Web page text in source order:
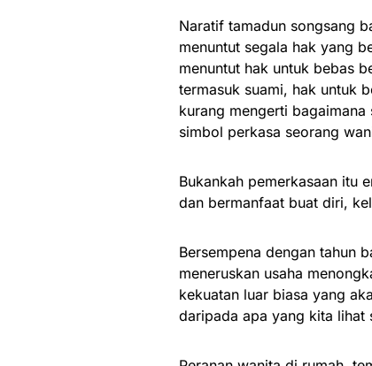
Naratif tamadun songsang
menuntut segala hak yang
menuntut hak untuk bebas
termasuk suami, hak untuk
kurang mengerti
simbol perkasa seorang
Bukankah pemerkasaan itu
dan bermanfaat buat diri,
Bersempena dengan tahun
meneruskan usaha
kekuatan luar biasa yang
daripada apa yang kita lihat